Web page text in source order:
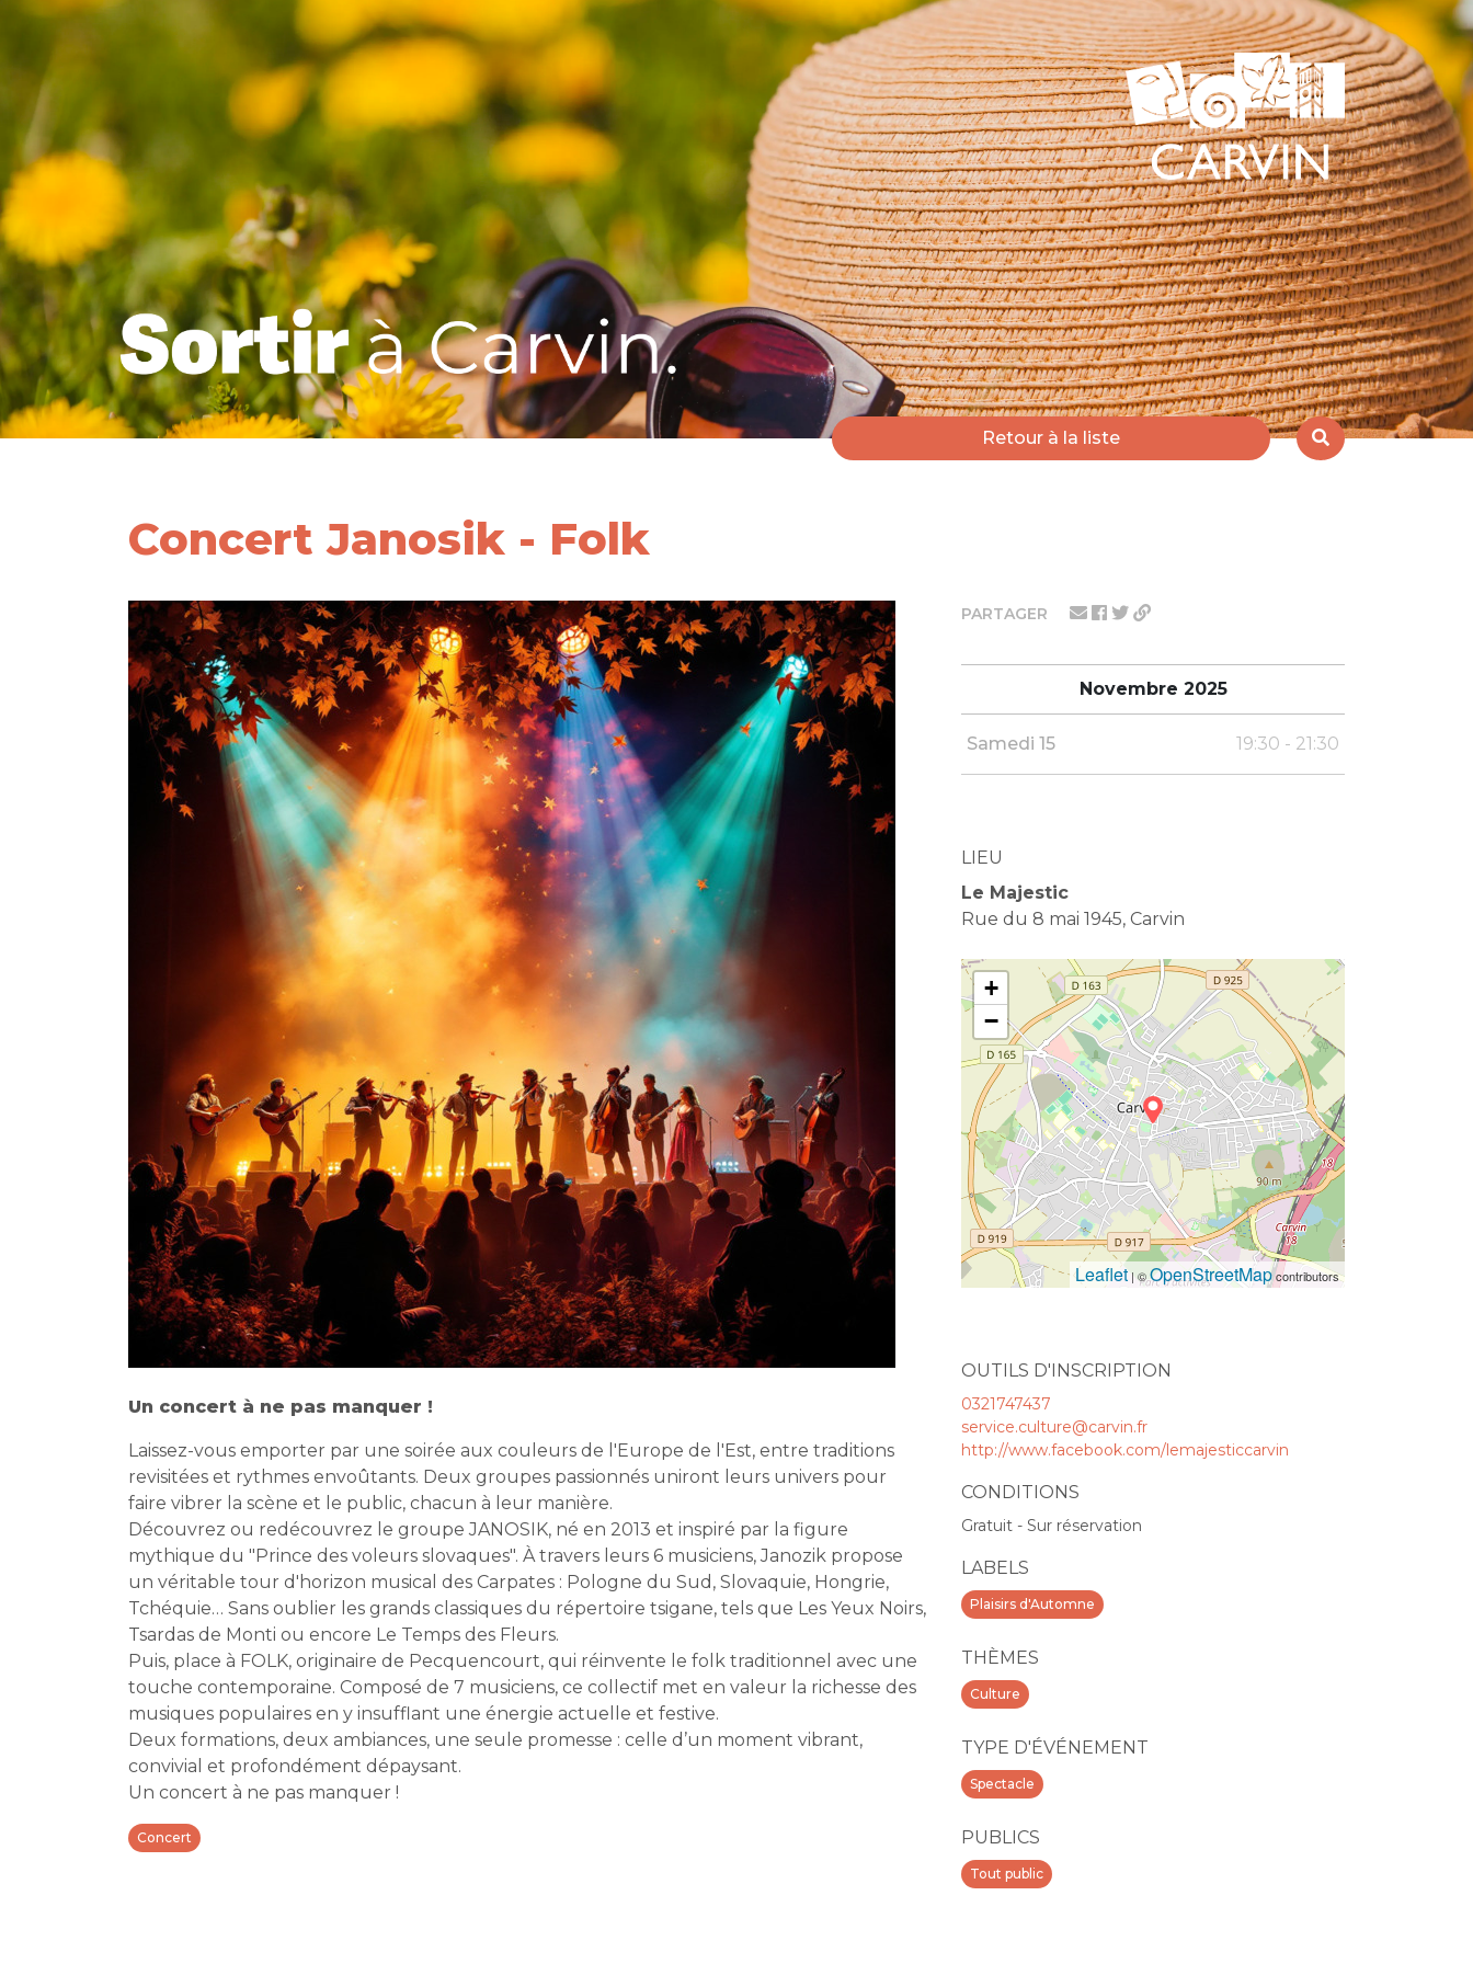
Retour à la liste
PARTAGER
Novembre 2025
Samedi 15 19:30 - 21:30
LIEU
Le Majestic
Rue du 8 mai 1945, Carvin
+
−
Leaflet | ©OpenStreetMapcontributors
OUTILS D'INSCRIPTION
0321747437
service.culture@carvin.fr
http://www.facebook.com/lemajesticcarvin
CONDITIONS
Gratuit - Sur réservation
LABELS
Plaisirs d'Automne
THÈMES
Culture
TYPE D'ÉVÉNEMENT
Spectacle
PUBLICS
Tout public
Concert Janosik - Folk
Un concert à ne pas manquer !
Laissez-vous emporter par une soirée aux couleurs de l'Europe de l'Est, entre traditions
revisitées et rythmes envoûtants. Deux groupes passionnés uniront leurs univers pour
faire vibrer la scène et le public, chacun à leur manière.
Découvrez ou redécouvrez le groupe JANOSIK, né en 2013 et inspiré par la figure
mythique du "Prince des voleurs slovaques". À travers leurs 6 musiciens, Janozik propose
un véritable tour d'horizon musical des Carpates : Pologne du Sud, Slovaquie, Hongrie,
Tchéquie… Sans oublier les grands classiques du répertoire tsigane, tels que Les Yeux Noirs,
Tsardas de Monti ou encore Le Temps des Fleurs.
Puis, place à FOLK, originaire de Pecquencourt, qui réinvente le folk traditionnel avec une
touche contemporaine. Composé de 7 musiciens, ce collectif met en valeur la richesse des
musiques populaires en y insufflant une énergie actuelle et festive.
Deux formations, deux ambiances, une seule promesse : celle d’un moment vibrant,
convivial et profondément dépaysant.
Un concert à ne pas manquer !
Concert